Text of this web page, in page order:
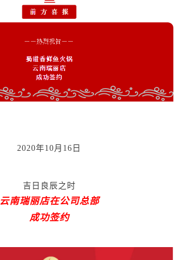
2020年10月16日
吉日良辰之时
云南瑞丽店在公司总部
成功签约